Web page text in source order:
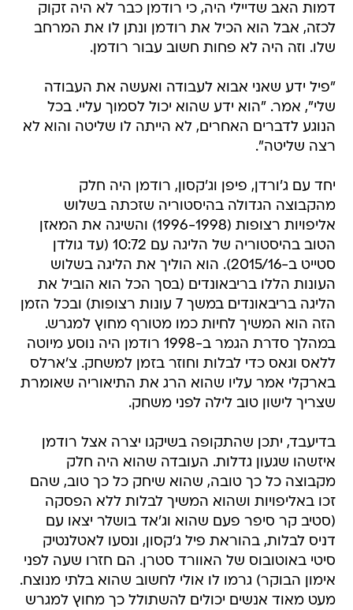
דמות האב שדיילי היה, כי רודמן כבר לא היה זקוק
לכזה, אבל הוא הכיל את רודמן ונתן לו את המרחב
שלו. וזה היה לא פחות חשוב עבור רודמן.
"פיל ידע שאני אבוא לעבודה ואעשה את העבודה
שלי", אמר. "הוא ידע שהוא יכול לסמוך עליי. בכל
הנוגע לדברים האחרים, לא הייתה לו שליטה והוא לא
רצה שליטה".
יחד עם ג'ורדן, פיפן וג'קסון, רודמן היה חלק
מהקבוצה הגדולה בהיסטוריה שזכתה בשלוש
אליפויות רצופות (1996-1998) והשיגה את המאזן
הטוב בהיסטוריה של הליגה עם 10:72 (עד גולדן
סטייט ב-2015/16). הוא הוליך את הליגה בשלוש
העונות הללו בריבאונדים (בסך הכל הוא הוביל את
הליגה בריבאונדים במשך 7 עונות רצופות) ובכל הזמן
הזה הוא המשיך לחיות כמו מטורף מחוץ למגרש.
במהלך סדרת הגמר ב-1998 רודמן היה נוסע מיוטה
ללאס וגאס כדי לבלות וחוזר בזמן למשחק. צ'ארלס
בארקלי אמר עליו שהוא הרג את התיאוריה שאומרת
שצריך לישון טוב לילה לפני משחק.
בדיעבד, יתכן שהתקופה בשיקגו יצרה אצל רודמן
איזשהו שגעון גדלות. העובדה שהוא היה חלק
מקבוצה כל כך טובה, שהוא שיחק כל כך טוב, שהם
זכו באליפויות ושהוא המשיך לבלות ללא הפסקה
(סטיב קר סיפר פעם שהוא וג'אד בושלר יצאו עם
דניס לבלות, בהוראת פיל ג'קסון, ונסעו לאטלנטיק
סיטי באוטובוס של האוורד סטרן. הם חזרו שעה לפני
אימון הבוקר) גרמו לו אולי לחשוב שהוא בלתי מנוצח.
מעט מאוד אנשים יכולים להשתולל כך מחוץ למגרש